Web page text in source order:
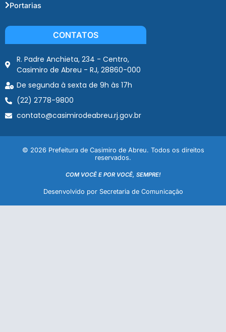
Portarias
CONTATOS
R. Padre Anchieta, 234 - Centro,
Casimiro de Abreu - RJ, 28860-000
De segunda à sexta de 9h às 17h
(22) 2778-9800
contato@casimirodeabreu.rj.gov.br
© 2026 Prefeitura de Casimiro de Abreu. Todos os direitos
reservados.
COM VOCÊ E POR VOCÊ, SEMPRE!
Desenvolvido por Secretaria de Comunicação